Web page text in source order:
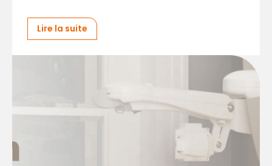
Lire la suite